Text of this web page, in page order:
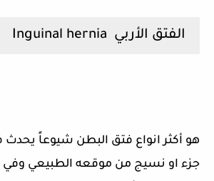
الفتق الأربي Inguinal hernia
هو أكثر انواع فتق البطن شيوعاً يحدث
جزء او نسيج من موقعه الطبيعي وفي